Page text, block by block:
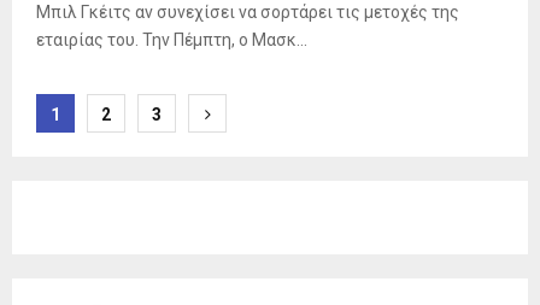
Μπιλ Γκέιτς αν συνεχίσει να σορτάρει τις μετοχές της
εταιρίας του. Την Πέμπτη, ο Μασκ...
Σελιδοποίηση
1 2 3